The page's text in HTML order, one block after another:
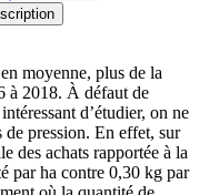
moyenne, plus de la
à 2018. À défaut de
d’étudier, on ne
de pression. En effet, sur
des achats rapportée à la
par ha contre 0,30 kg par